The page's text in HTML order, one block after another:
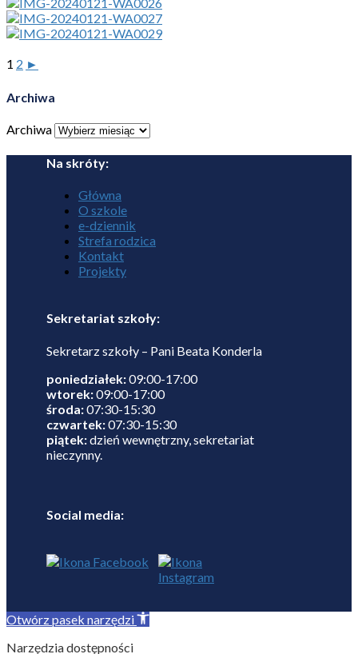
1 2 ►
Archiwa
Archiwa
Na skróty:
Główna
O szkole
e-dziennik
Strefa rodzica
Kontakt
Projekty
Sekretariat szkoły:
Sekretarz szkoły – Pani Beata Konderla
poniedziałek:09:00-17:00
wtorek:09:00-17:00
środa:07:30-15:30
czwartek:07:30-15:30
piątek:dzień wewnętrzny, sekretariat
nieczynny.
Social media:
Otwórz pasek narzędzi
Narzędzia dostępności